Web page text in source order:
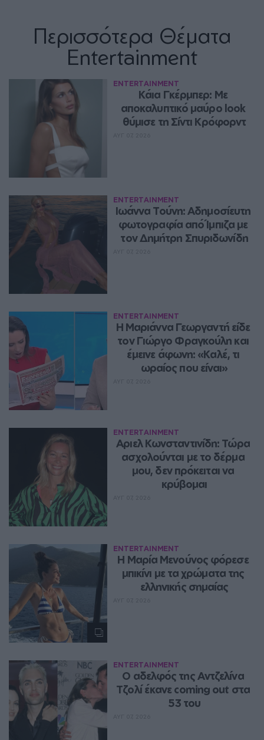
Περισσότερα Θέματα
Entertainment
ENTERTAINMENT
Κάια Γκέρμπερ: Με
αποκαλυπτικό μαύρο look
θύμισε τη Σίντι Κρόφορντ
ENTERTAINMENT
Ιωάννα Τούνη: Αδημοσίευτη
φωτογραφία από Ίμπιζα με
τον Δημήτρη Σπυριδωνίδη
ENTERTAINMENT
Η Μαριάννα Γεωργαντή είδε
τον Γιώργο Φραγκούλη και
έμεινε άφωνη: «Καλέ, τι
ωραίος που είναι»
ENTERTAINMENT
Αριελ Κωνσταντινίδη: Τώρα
ασχολούνται με το δέρμα
μου, δεν πρόκειται να
κρύβομαι
ENTERTAINMENT
Η Μαρία Μενούνος φόρεσε
μπικίνι με τα χρώματα της
ελληνικής σημαίας
ENTERTAINMENT
Ο αδελφός της Αντζελίνα
Τζολί έκανε coming out στα
53 του